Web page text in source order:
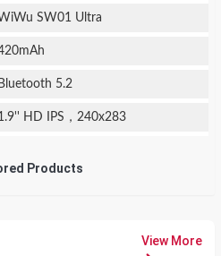
SW01 Ultra
Bluetooth 5.2
HD IPS，240x283
Products
View More